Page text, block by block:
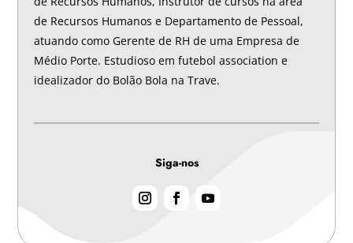
de Recursos Humanos e Departamento de Pessoal,
atuando como Gerente de RH de uma Empresa de
Médio Porte. Estudioso em futebol association e
idealizador do Bolão Bola na Trave.
Siga-nos